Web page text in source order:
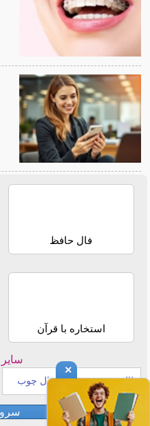
فال حافظ
استخاره با قرآن
طالع بینی هندی فال چوب
×